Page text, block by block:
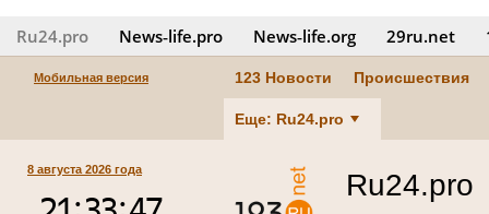
Ru24.pro News‑life.pro News‑life.org 29ru.net
Мобильная версия 123 Новости Происшествия
Еще: Ru24.pro
8 августа 2026 года Ru24.pro